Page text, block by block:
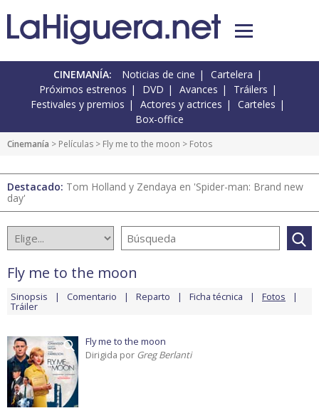
CINEMANÍA: Noticias de cine
Cartelera
Próximos estrenos
DVD Avances
Tráilers
Festivales y premios
Actores y actrices
Carteles
Box-office
Cinemanía > Películas > Fly me to the moon > Fotos
Destacado: Tom Holland y Zendaya en 'Spider-man: Brand new
day'
Fly me to the moon
Sinopsis Comentario Reparto Ficha técnica Fotos
Tráiler
Fly me to the moon
Dirigida por Greg Berlanti